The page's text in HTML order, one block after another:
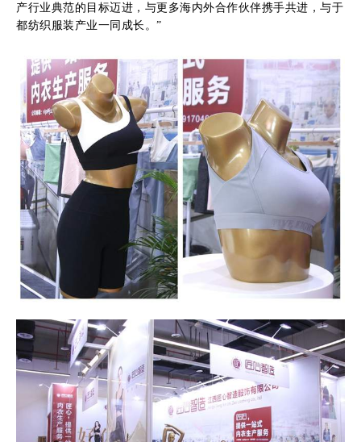
产行业典范的目标迈进，与更多海内外合作伙伴携手共进，与于
都纺织服装产业一同成长。”